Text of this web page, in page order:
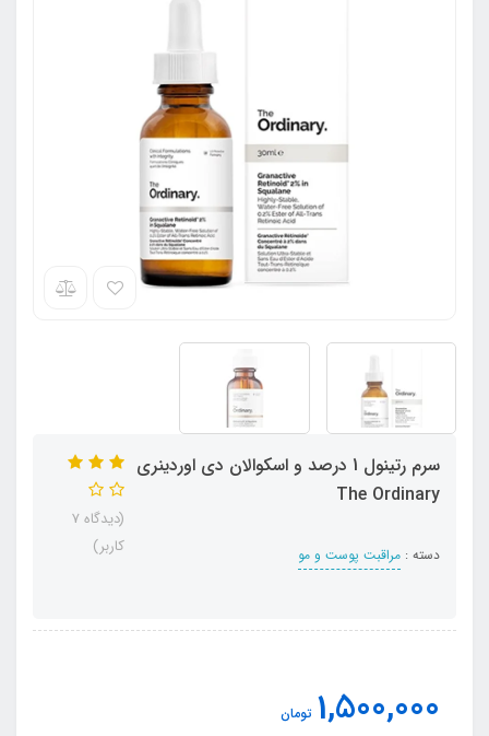
سرم رتینول 1 درصد و اسکوالان دی اوردینری
The Ordinary
دسته : مراقبت پوست و مو
(دیدگاه 7
کاربر)
1,500,000 تومان